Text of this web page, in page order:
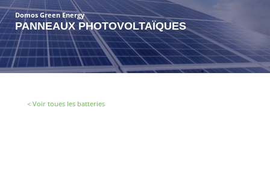
Domos Green Energy
PANNEAUX PHOTOVOLTAÏQUES
< Voir toues les batteries